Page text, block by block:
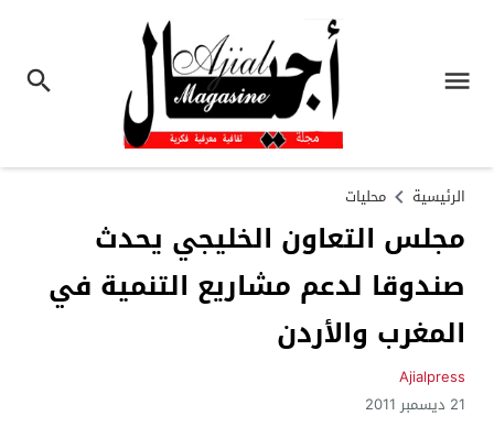
الرئيسية محليات
مجلس التعاون الخليجي يحدث
صندوقا لدعم مشاريع التنمية في
المغرب والأردن
Ajialpress
21 ديسمبر 2011